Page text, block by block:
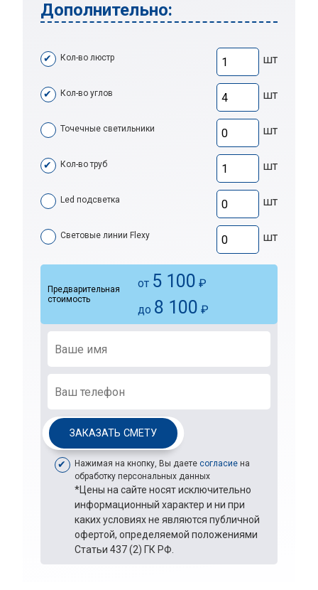
Дополнительно:
Кол-во люстр шт
Кол-во углов шт
Точечные светильники шт
Кол-во труб шт
Led подсветка шт
Световые линии Flexy шт
Предварительная
стоимость
от 5 100 ₽
до 8 100 ₽
ЗАКАЗАТЬ СМЕТУ
Нажимая на кнопку, Вы даете согласие на
обработку персональных данных
*Цены на сайте носят исключительно
информационный характер и ни при
каких условиях не являются публичной
офертой, определяемой положениями
Статьи 437 (2) ГК РФ.